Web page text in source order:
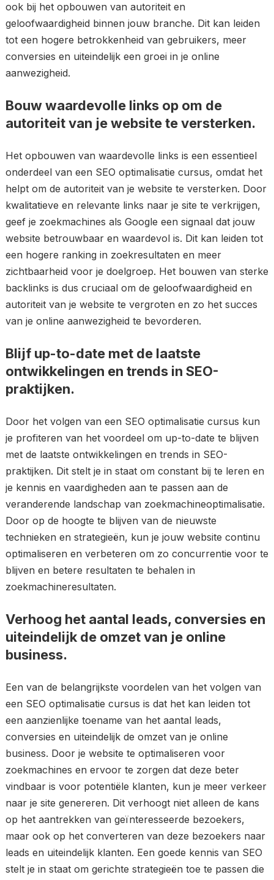
ook bij het opbouwen van autoriteit en
geloofwaardigheid binnen jouw branche. Dit kan leiden
tot een hogere betrokkenheid van gebruikers, meer
conversies en uiteindelijk een groei in je online
aanwezigheid.
Bouw waardevolle links op om de
autoriteit van je website te versterken.
Het opbouwen van waardevolle links is een essentieel
onderdeel van een SEO optimalisatie cursus, omdat het
helpt om de autoriteit van je website te versterken. Door
kwalitatieve en relevante links naar je site te verkrijgen,
geef je zoekmachines als Google een signaal dat jouw
website betrouwbaar en waardevol is. Dit kan leiden tot
een hogere ranking in zoekresultaten en meer
zichtbaarheid voor je doelgroep. Het bouwen van sterke
backlinks is dus cruciaal om de geloofwaardigheid en
autoriteit van je website te vergroten en zo het succes
van je online aanwezigheid te bevorderen.
Blijf up-to-date met de laatste
ontwikkelingen en trends in SEO-
praktijken.
Door het volgen van een SEO optimalisatie cursus kun
je profiteren van het voordeel om up-to-date te blijven
met de laatste ontwikkelingen en trends in SEO-
praktijken. Dit stelt je in staat om constant bij te leren en
je kennis en vaardigheden aan te passen aan de
veranderende landschap van zoekmachineoptimalisatie.
Door op de hoogte te blijven van de nieuwste
technieken en strategieën, kun je jouw website continu
optimaliseren en verbeteren om zo concurrentie voor te
blijven en betere resultaten te behalen in
zoekmachineresultaten.
Verhoog het aantal leads, conversies en
uiteindelijk de omzet van je online
business.
Een van de belangrijkste voordelen van het volgen van
een SEO optimalisatie cursus is dat het kan leiden tot
een aanzienlijke toename van het aantal leads,
conversies en uiteindelijk de omzet van je online
business. Door je website te optimaliseren voor
zoekmachines en ervoor te zorgen dat deze beter
vindbaar is voor potentiële klanten, kun je meer verkeer
naar je site genereren. Dit verhoogt niet alleen de kans
op het aantrekken van geïnteresseerde bezoekers,
maar ook op het converteren van deze bezoekers naar
leads en uiteindelijk klanten. Een goede kennis van SEO
stelt je in staat om gerichte strategieën toe te passen die